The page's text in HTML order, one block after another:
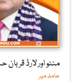
منٹو اور لارڈ قربان
حامد میر